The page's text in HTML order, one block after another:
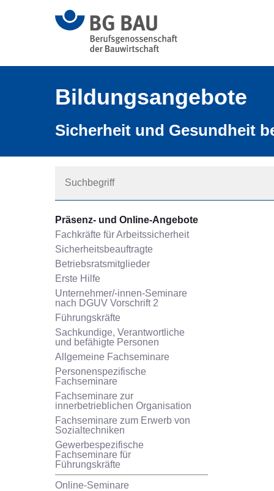
Bildungsangebote
Sicherheit und Gesundheit
Präsenz- und Online-Angebote
Fachkräfte für Arbeitssicherheit
Sicherheitsbeauftragte
Betriebsratsmitglieder
Erste Hilfe
Unternehmer/-innen-Seminare
nach DGUV Vorschrift 2
Führungskräfte
Sachkundige, Verantwortliche
und befähigte Personen
Allgemeine Fachseminare
Personenspezifische
Fachseminare
Fachseminare zur
innerbetrieblichen Organisation
Fachseminare zum Erwerb von
Sozialtechniken
Gewerbespezifische
Fachseminare für
Führungskräfte
Online-Seminare